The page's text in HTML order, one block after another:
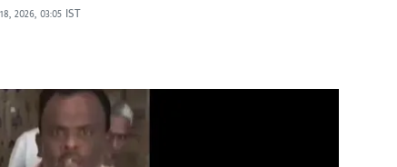
2026, 03:05 IST